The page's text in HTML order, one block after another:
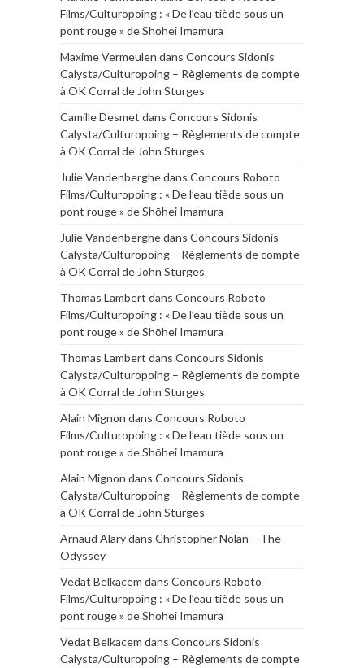
Films/Culturopoing : « De l’eau tiède sous un
pont rouge » de Shōhei Imamura
Maxime Vermeulen dans Concours Sidonis
Calysta/Culturopoing – Règlements de compte
à OK Corral de John Sturges
Camille Desmet dans Concours Sidonis
Calysta/Culturopoing – Règlements de compte
à OK Corral de John Sturges
Julie Vandenberghedans Concours Roboto
Films/Culturopoing : « De l’eau tiède sous un
pont rouge » de Shōhei Imamura
Julie Vandenberghedans Concours Sidonis
Calysta/Culturopoing – Règlements de compte
à OK Corral de John Sturges
Thomas Lambert dans Concours Roboto
Films/Culturopoing : « De l’eau tiède sous un
pont rouge » de Shōhei Imamura
Thomas Lambert dans Concours Sidonis
Calysta/Culturopoing – Règlements de compte
à OK Corral de John Sturges
Alain Mignon dans Concours Roboto
Films/Culturopoing : « De l’eau tiède sous un
pont rouge » de Shōhei Imamura
Alain Mignon dans Concours Sidonis
Calysta/Culturopoing – Règlements de compte
à OK Corral de John Sturges
Arnaud Alarydans Christopher Nolan – The
Odyssey
Vedat Belkacem dans Concours Roboto
Films/Culturopoing : « De l’eau tiède sous un
pont rouge » de Shōhei Imamura
Vedat Belkacem dans Concours Sidonis
Calysta/Culturopoing – Règlements de compte